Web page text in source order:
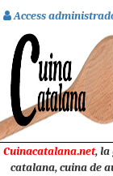
Access
Cuinacatalana.net, la
catalana, cuina de